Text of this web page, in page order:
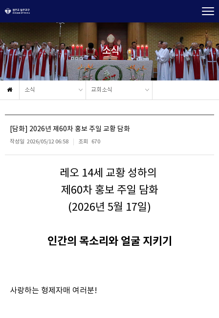
소식
소식 교회소식
[담화] 2026년 제60차 홍보 주일 교황 담화
작성일 2026/05/12 06:58 조회 670
레오 14세 교황 성하의
제60차 홍보 주일 담화
(2026년 5월 17일)
인간의 목소리와 얼굴 지키기
사랑하는 형제자매 여러분!